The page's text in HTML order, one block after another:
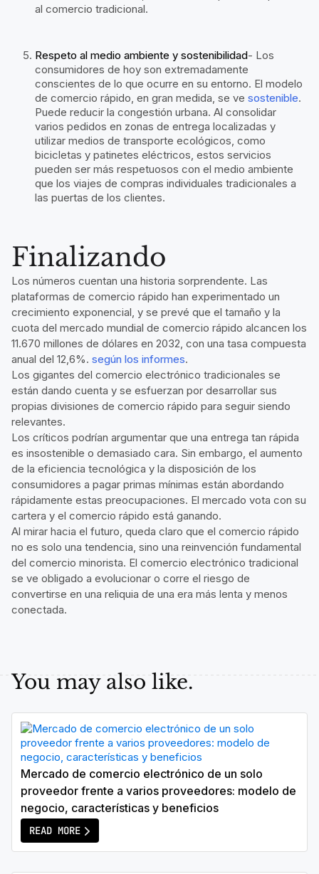
al comercio tradicional.
Respeto al medio ambiente y sostenibilidad- Los
consumidores de hoy son extremadamente
conscientes de lo que ocurre en su entorno. El modelo
de comercio rápido, en gran medida, se ve sostenible.
Puede reducir la congestión urbana. Al consolidar
varios pedidos en zonas de entrega localizadas y
utilizar medios de transporte ecológicos, como
bicicletas y patinetes eléctricos, estos servicios
pueden ser más respetuosos con el medio ambiente
que los viajes de compras individuales tradicionales a
las puertas de los clientes.
Finalizando
Los números cuentan una historia sorprendente. Las
plataformas de comercio rápido han experimentado un
crecimiento exponencial, y se prevé que el tamaño y la
cuota del mercado mundial de comercio rápido alcancen los
11.670 millones de dólares en 2032, con una tasa compuesta
anual del 12,6%. según los informes.
Los gigantes del comercio electrónico tradicionales se
están dando cuenta y se esfuerzan por desarrollar sus
propias divisiones de comercio rápido para seguir siendo
relevantes.
Los críticos podrían argumentar que una entrega tan rápida
es insostenible o demasiado cara. Sin embargo, el aumento
de la eficiencia tecnológica y la disposición de los
consumidores a pagar primas mínimas están abordando
rápidamente estas preocupaciones. El mercado vota con su
cartera y el comercio rápido está ganando.
Al mirar hacia el futuro, queda claro que el comercio rápido
no es solo una tendencia, sino una reinvención fundamental
del comercio minorista. El comercio electrónico tradicional
se ve obligado a evolucionar o corre el riesgo de
convertirse en una reliquia de una era más lenta y menos
conectada.
You may also like.
Mercado de comercio electrónico de un solo
proveedor frente a varios proveedores: modelo de
negocio, características y beneficios
READ MORE